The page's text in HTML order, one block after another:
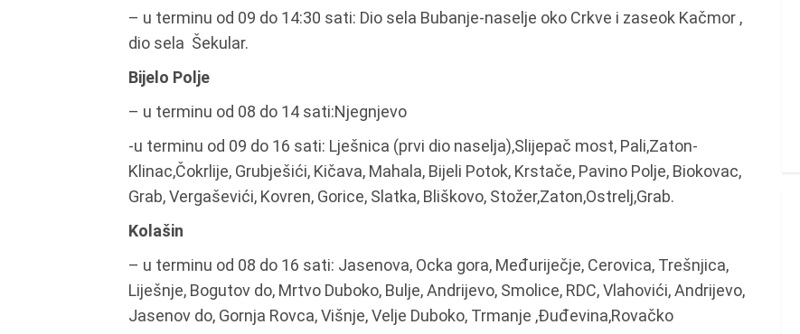
– u terminu od 09 do 14:30 sati: Dio sela Bubanje-naselje oko Crkve i zaseok Kačmor ,
dio sela Šekular.
Bijelo Polje
– u terminu od 08 do 14 sati:Njegnjevo
-u terminu od 09 do 16 sati: Lješnica (prvi dio naselja),Slijepač most, Pali,Zaton-
Klinac,Čokrlije, Grubješići, Kičava, Mahala, Bijeli Potok, Krstače, Pavino Polje, Biokovac,
Grab, Vergaševići, Kovren, Gorice, Slatka, Bliškovo, Stožer,Zaton,Ostrelj,Grab.
Kolašin
– u terminu od 08 do 16 sati: Jasenova, Ocka gora, Međuriječje, Cerovica, Trešnjica,
Liješnje, Bogutov do, Mrtvo Duboko, Bulje, Andrijevo, Smolice, RDC, Vlahovići, Andrijevo,
Jasenov do, Gornja Rovca, Višnje, Velje Duboko, Trmanje ,Đuđevina,Rovačko